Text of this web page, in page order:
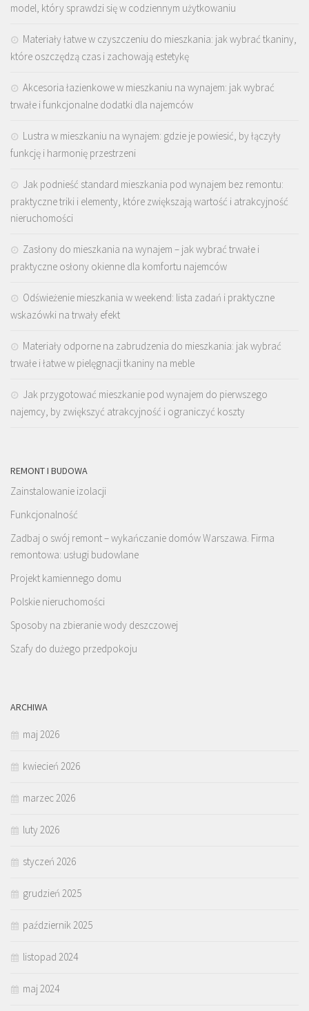
model, który sprawdzi się w codziennym użytkowaniu
Materiały łatwe w czyszczeniu do mieszkania: jak wybrać tkaniny,
które oszczędzą czas i zachowają estetykę
Akcesoria łazienkowe w mieszkaniu na wynajem: jak wybrać
trwałe i funkcjonalne dodatki dla najemców
Lustra w mieszkaniu na wynajem: gdzie je powiesić, by łączyły
funkcję i harmonię przestrzeni
Jak podnieść standard mieszkania pod wynajem bez remontu:
praktyczne triki i elementy, które zwiększają wartość i atrakcyjność
nieruchomości
Zasłony do mieszkania na wynajem – jak wybrać trwałe i
praktyczne osłony okienne dla komfortu najemców
Odświeżenie mieszkania w weekend: lista zadań i praktyczne
wskazówki na trwały efekt
Materiały odporne na zabrudzenia do mieszkania: jak wybrać
trwałe i łatwe w pielęgnacji tkaniny na meble
Jak przygotować mieszkanie pod wynajem do pierwszego
najemcy, by zwiększyć atrakcyjność i ograniczyć koszty
REMONT I BUDOWA
Zainstalowanie izolacji
Funkcjonalność
Zadbaj o swój remont – wykańczanie domów Warszawa. Firma
remontowa: usługi budowlane
Projekt kamiennego domu
Polskie nieruchomości
Sposoby na zbieranie wody deszczowej
Szafy do dużego przedpokoju
ARCHIWA
maj 2026
kwiecień 2026
marzec 2026
luty 2026
styczeń 2026
grudzień 2025
październik 2025
listopad 2024
maj 2024